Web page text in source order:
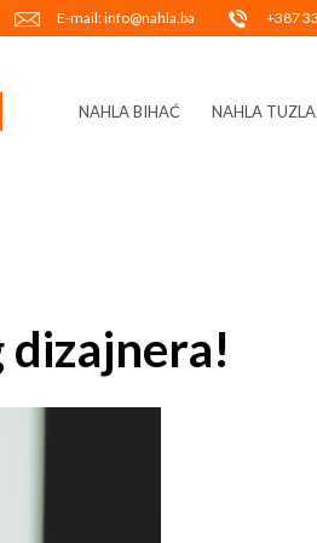
E-mail: info@nahla.ba +387
NAHLA BIHAĆ NAHLA TUZLA
dizajnera!